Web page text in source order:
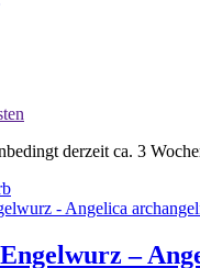
derzeit ca. 3
–